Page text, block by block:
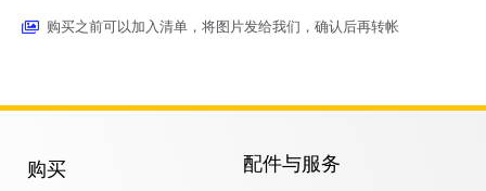
购买之前可以加入清单，将图片发给我们，确认后再转帐
购买 配件与服务